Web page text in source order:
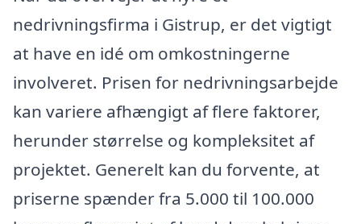
nedrivningsfirma i Gistrup, er det vigtigt
at have en idé om omkostningerne
involveret. Prisen for nedrivningsarbejde
kan variere afhængigt af flere faktorer,
herunder størrelse og kompleksitet af
projektet. Generelt kan du forvente, at
priserne spænder fra 5.000 til 100.000